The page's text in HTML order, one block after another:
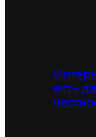
есть